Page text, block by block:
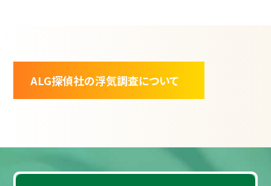
ALG探偵社の浮気調査について